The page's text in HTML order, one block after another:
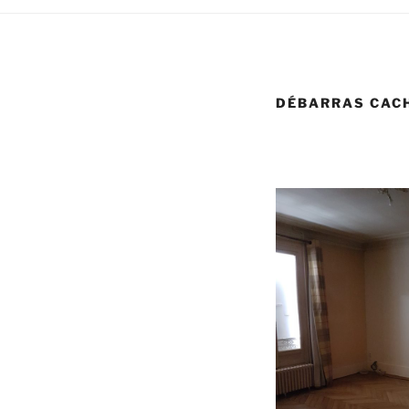
DÉBARRAS